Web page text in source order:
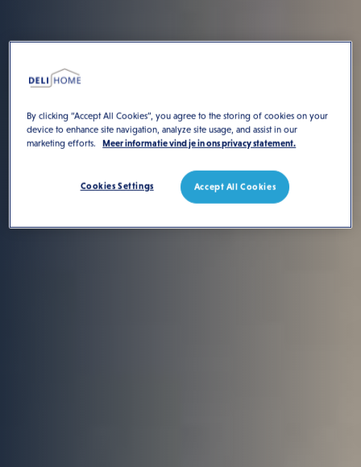
By clicking “Accept All Cookies”, you agree to the storing of cookies on your
device to enhance site navigation, analyze site usage, and assist in our
marketing efforts.
Meer informatie vind je in ons privacy statement.
Accept All Cookies
Cookies Settings